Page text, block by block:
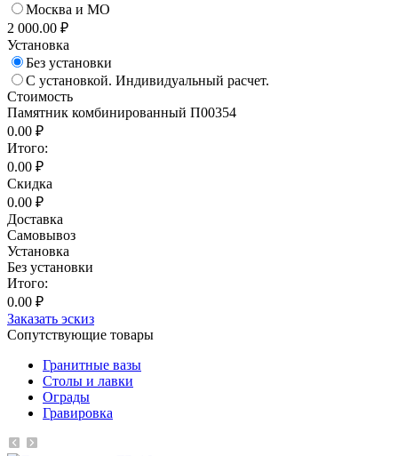
Москва и МО
2 000.00 ₽
Установка
Без установки
С установкой. Индивидуальный расчет.
Стоимость
Памятник комбинированный П00354
0.00 ₽
Итого:
0.00 ₽
Скидка
0.00 ₽
Доставка
Самовывоз
Установка
Без установки
Итого:
0.00 ₽
Заказать эскиз
Сопутствующие товары
Гранитные вазы
Столы и лавки
Ограды
Гравировка